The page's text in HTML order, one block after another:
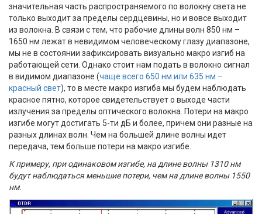
значительная часть распространяемого по волокну света не
только выходит за пределы сердцевины, но и вовсе выходит
из волокна. В связи с тем, что рабочие длины волн 850 нм –
1650 нм лежат в невидимом человеческому глазу диапазоне,
мы не в состоянии зафиксировать визуально макро изгиб на
работающей сети. Однако стоит нам подать в волокно сигнал
в видимом диапазоне (чаще всего 650 нм или 635 нм –
красный свет), то в месте макро изгиба мы будем наблюдать
красное пятно, которое свидетельствует о выходе части
излучения за пределы оптического волокна. Потери на макро
изгибе могут достигать 5-ти дБ и более, причем они разные на
разных длинах волн. Чем на большей длине волны идет
передача, тем больше потери на макро изгибе.
К примеру, при одинаковом изгибе, на длине волны 1310 нм
будут наблюдаться меньшие потери, чем на длине волны 1550
нм.